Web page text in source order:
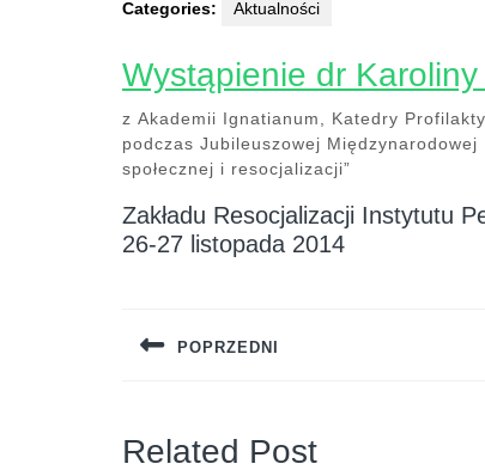
Categories: Aktualności
Wystąpienie dr
z Akademii Ignatianum, Katedry
podczas Jubileuszowej
społecznej i resocjalizacji”
Zakładu Resocjalizacji Instytutu
26-27 listopada 2014
wpisuPOPRZEDNI
Related Post